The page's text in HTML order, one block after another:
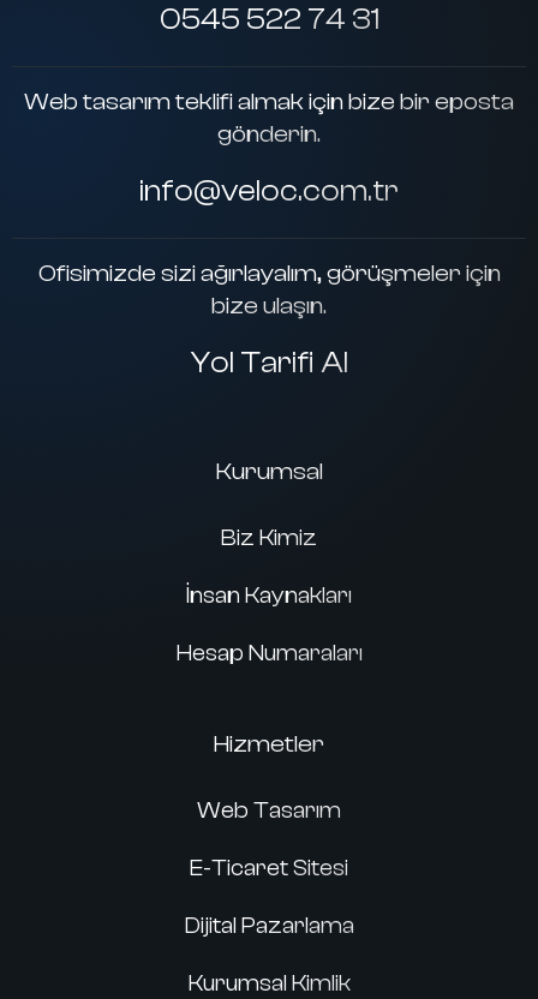
0545 522 74 31
Web tasarım teklifi almak için bize bir eposta
gönderin.
info@veloc.com.tr
Ofisimizde sizi ağırlayalım, görüşmeler için
bize ulaşın.
Yol Tarifi Al
Kurumsal
Biz Kimiz
İnsan Kaynakları
Hesap Numaraları
Hizmetler
Web Tasarım
E-Ticaret Sitesi
Dijital Pazarlama
Kurumsal Kimlik